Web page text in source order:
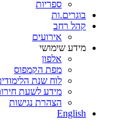
ספריות
בוגרים.ות
קהל רחב
אירועים
מידע שימושי
אלפון
מפת הקמפוס
לוח שנת
מידע לשעת
הצהרת נגישות
English